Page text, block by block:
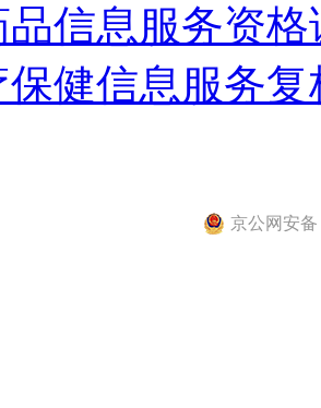
信息服务资
健信息服务
京公网安备